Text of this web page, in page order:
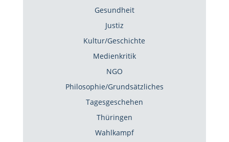
Gesundheit
Justiz
Kultur/Geschichte
Medienkritik
NGO
Philosophie/Grundsätzliches
Tagesgeschehen
Thüringen
Wahlkampf